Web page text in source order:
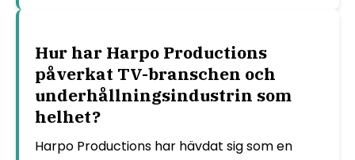
Hur har Harpo Productions
påverkat TV-branschen och
underhållningsindustrin som
helhet?
Harpo Productions har hävdat sig som en